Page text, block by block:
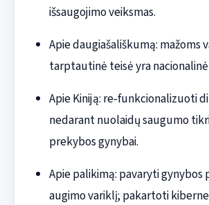
išsaugojimo veiksmas.
Apie daugiašališkumą: mažoms
tarptautinė teisė yra
Apie Kiniją: re‑funkcionalizuoti
nedarant nuolaidų saugumo
prekybos gynybai.
Apie palikimą: pavaryti gynybos
augimo variklį; pakartoti